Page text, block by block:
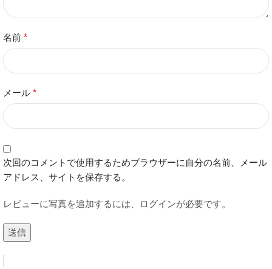
名前 *
メール *
次回のコメントで使用するためブラウザーに自分の名前、メール
アドレス、サイトを保存する。
レビューに写真を追加するには、ログインが必要です。